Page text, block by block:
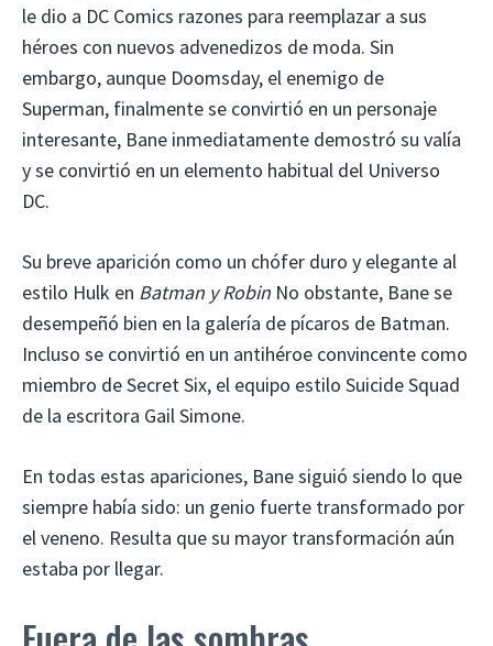
le dio a DC Comics razones para reemplazar a sus
héroes con nuevos advenedizos de moda. Sin
embargo, aunque Doomsday, el enemigo de
Superman, finalmente se convirtió en un personaje
interesante, Bane inmediatamente demostró su valía
y se convirtió en un elemento habitual del Universo
DC.
Su breve aparición como un chófer duro y elegante al
estilo Hulk en Batman y Robin No obstante, Bane se
desempeñó bien en la galería de pícaros de Batman.
Incluso se convirtió en un antihéroe convincente como
miembro de Secret Six, el equipo estilo Suicide Squad
de la escritora Gail Simone.
En todas estas apariciones, Bane siguió siendo lo que
siempre había sido: un genio fuerte transformado por
el veneno. Resulta que su mayor transformación aún
estaba por llegar.